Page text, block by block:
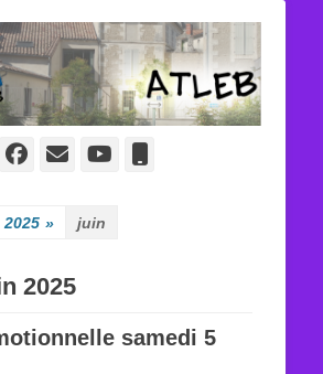
ATLEB
Facebook
E-
YouTube
2025 » juin
2025
samedi 5